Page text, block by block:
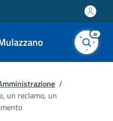
AI
/
un reclamo, un